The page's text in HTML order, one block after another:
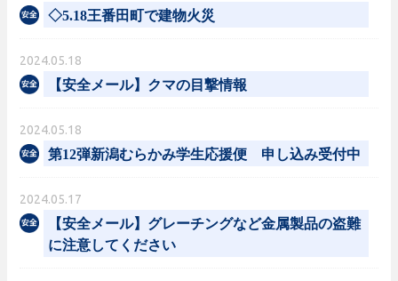
◇5.18王番田町で建物火災
2024.05.18
【安全メール】クマの目撃情報
2024.05.18
第12弾新潟むらかみ学生応援便 申し込み受付中
2024.05.17
【安全メール】グレーチングなど金属製品の盗難
に注意してください